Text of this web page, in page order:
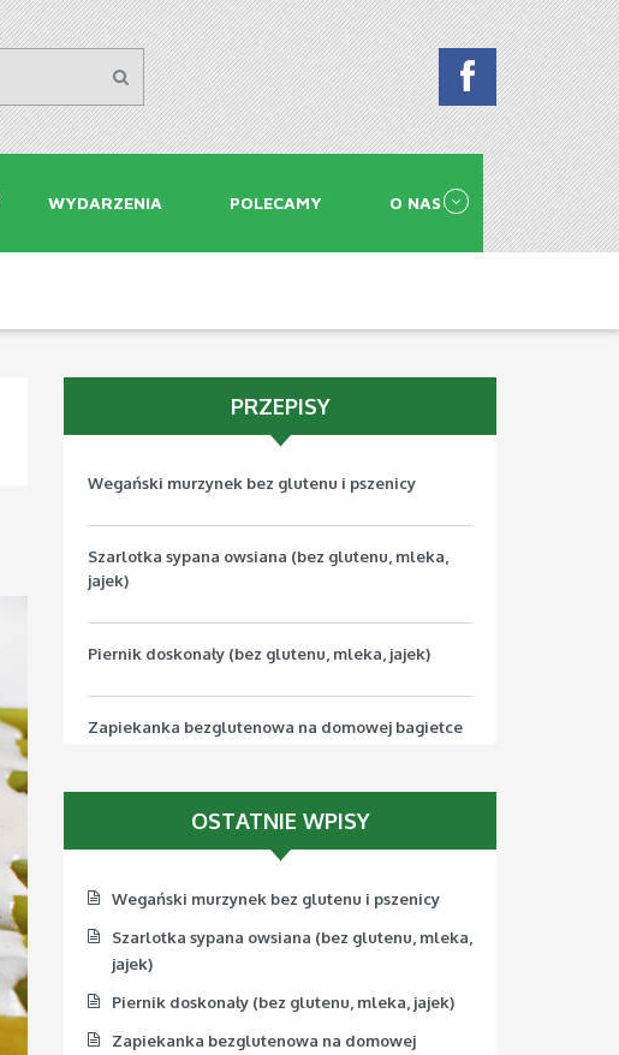
WYDARZENIA POLECAMY O NAS
PRZEPISY
Wegański murzynek bez glutenu i pszenicy
Szarlotka sypana owsiana (bez glutenu, mleka,
jajek)
Piernik doskonały (bez glutenu, mleka, jajek)
Zapiekanka bezglutenowa na domowej bagietce
Pizza bezglutenowa z jarmużem (bez mleka, jajek,
soi)
OSTATNIE WPISY
Wegański murzynek bez glutenu i pszenicy
Szarlotka sypana owsiana (bez glutenu, mleka,
jajek)
Piernik doskonały (bez glutenu, mleka, jajek)
Zapiekanka bezglutenowa na domowej